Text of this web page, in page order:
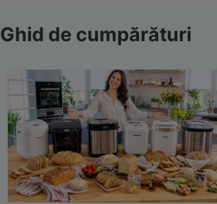
Ghid de cumpărături